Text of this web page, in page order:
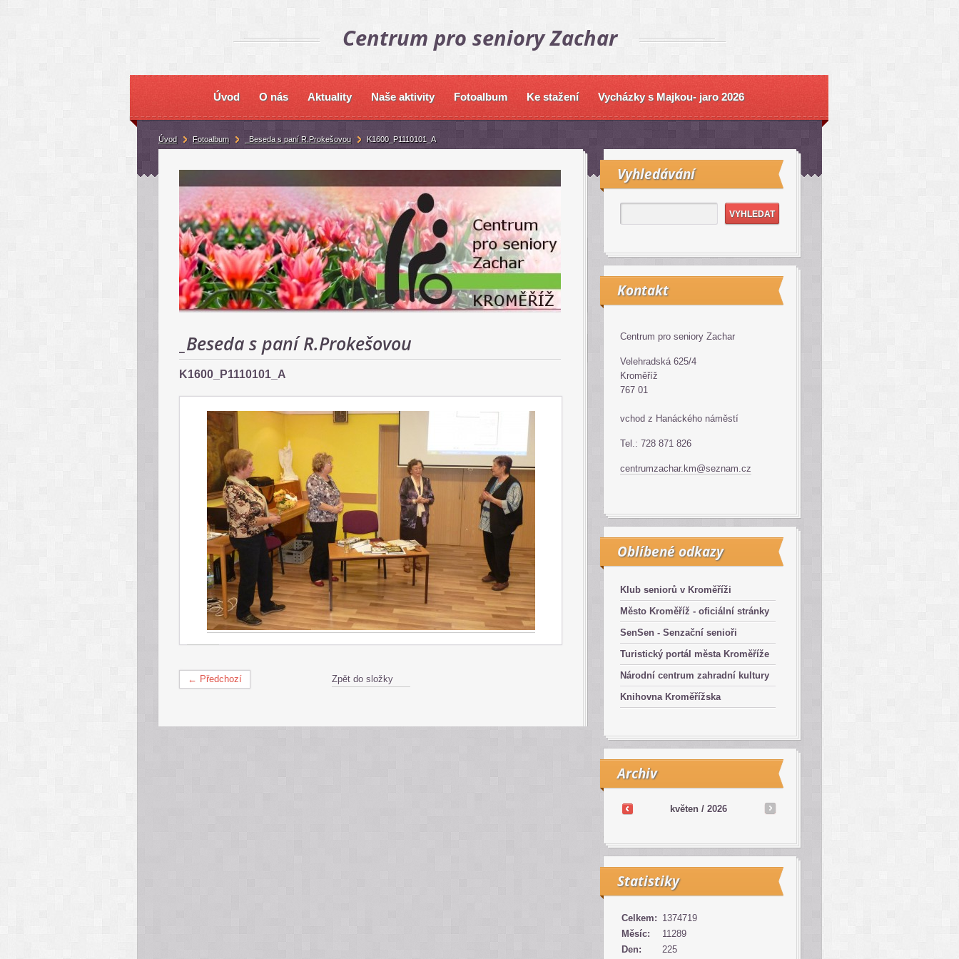
Centrum pro seniory Zachar
Úvod O nás Aktuality Naše aktivity Fotoalbum Ke stažení Vycházky s Majkou- jaro 2026
_Beseda s paní R.Prokešovou
K1600_P1110101_A
← Předchozí Zpět do složky
Vyhledávání
Kontakt
Centrum pro seniory Zachar
Velehradská 625/4
Kroměříž
767 01
vchod z Hanáckého náměstí
Tel.: 728 871 826
centrumzachar.km@seznam.cz
Oblíbené odkazy
Klub seniorů v Kroměříži
Město Kroměříž - oficiální stránky
SenSen - Senzační senioři
Turistický portál města Kroměříže
Národní centrum zahradní kultury
Knihovna Kroměřížska
Archiv
květen / 2026
Statistiky
Celkem: 1374719
Měsíc:
11289
Den:
225
Úvod Fotoalbum _Beseda s paní R.Prokešovou K1600_P1110101_A